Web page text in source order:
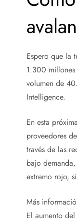
Espero que la
1.300
volumen de
Intelligence.
En esta
proveedores
través de las
bajo
extremo rojo,
Más
El aumento